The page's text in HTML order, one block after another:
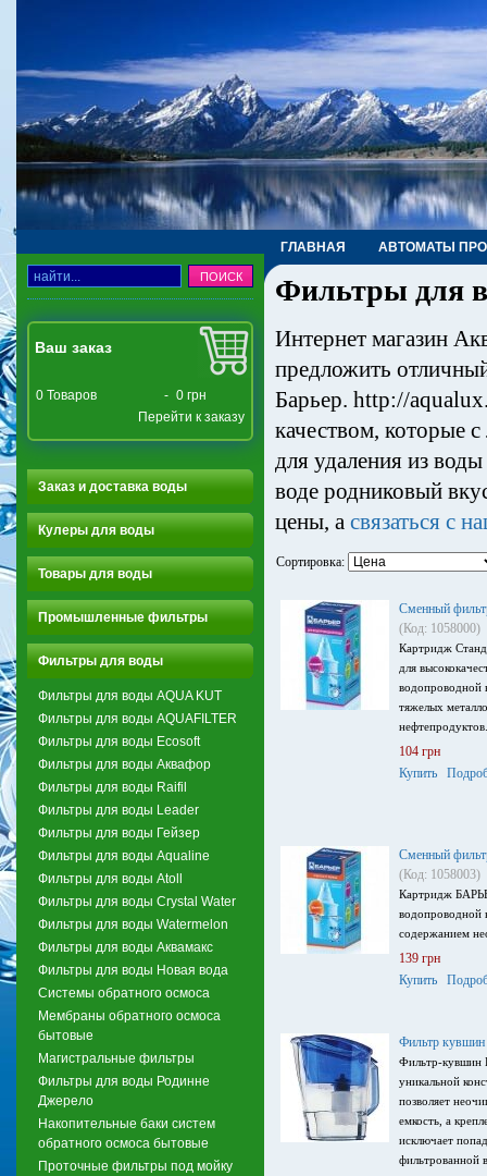
ГЛАВНАЯ АВТОМАТЫ
ТРУБЫ, ФИТИНГИ, КРАНЫ
Ваш заказ
0 Товаров - 0 грн
Перейти к заказу
Заказ и доставка воды
Кулеры для воды
Товары для воды
Промышленные фильтры
Фильтры для воды
Фильтры для воды AQUA KUT
Фильтры для воды AQUAFILTER
Фильтры для воды Ecosoft
Фильтры для воды Аквафор
Фильтры для воды Raifil
Фильтры для воды Leader
Фильтры для воды Гейзер
Фильтры для воды Aqualine
Фильтры для воды Atoll
Фильтры для воды Crystal Water
Фильтры для воды Watermelon
Фильтры для воды Аквамакс
Фильтры для воды Новая вода
Системы обратного осмоса
Мембраны обратного осмоса
бытовые
Магистральные фильтры
Фильтры для воды Родинне
Джерело
Накопительные баки систем
обратного осмоса бытовые
Проточные фильтры под мойку
Фильтры для
Интернет магазин
предложить
Барьер. http://
качеством, которые
для удаления из
воде родниковый
цены, а связаться с
Сортировка:
Сменный
(Код: 1058000)
Картридж
для
водопроводной
тяжелых
нефтепродуктов.
104 грн
Купить
Сменный
(Код: 1058003)
Картридж
водопроводной
содержанием
139 грн
Купить
Фильтр кувшин
Фильтр-кувшин
уникальной
позволяет
емкость, а
исключает
фильтрованной